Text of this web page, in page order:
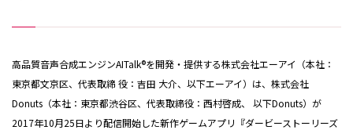
高品質音声合成エンジンAITalk®を開発・提供する株式会社エーアイ（本社：
東京都文京区、代表取締 役：吉田 大介、以下エーアイ）は、株式会社
Donuts（本社：東京都渋谷区、代表取締役：西村啓成、 以下Donuts）が
2017年10月25日より配信開始した新作ゲームアプリ『ダービーストーリーズ